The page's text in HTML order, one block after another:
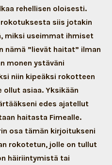
rehellisen oloisesti.
siis jotakin
miksi useimmat ihmiset
nämä ”lievät haitat” ilman
monen ystäväni
niin kipeäksi rokotteen
asiaa. Yksikään
edes ajatellut
haitasta Fimealle.
osa tämän kirjoitukseni
rokotetun, jolle on tullut
häiriintymistä tai